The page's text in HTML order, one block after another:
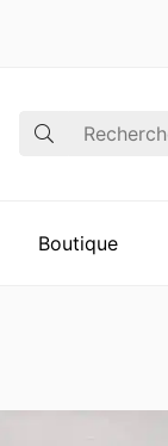
Recherche
Boutique